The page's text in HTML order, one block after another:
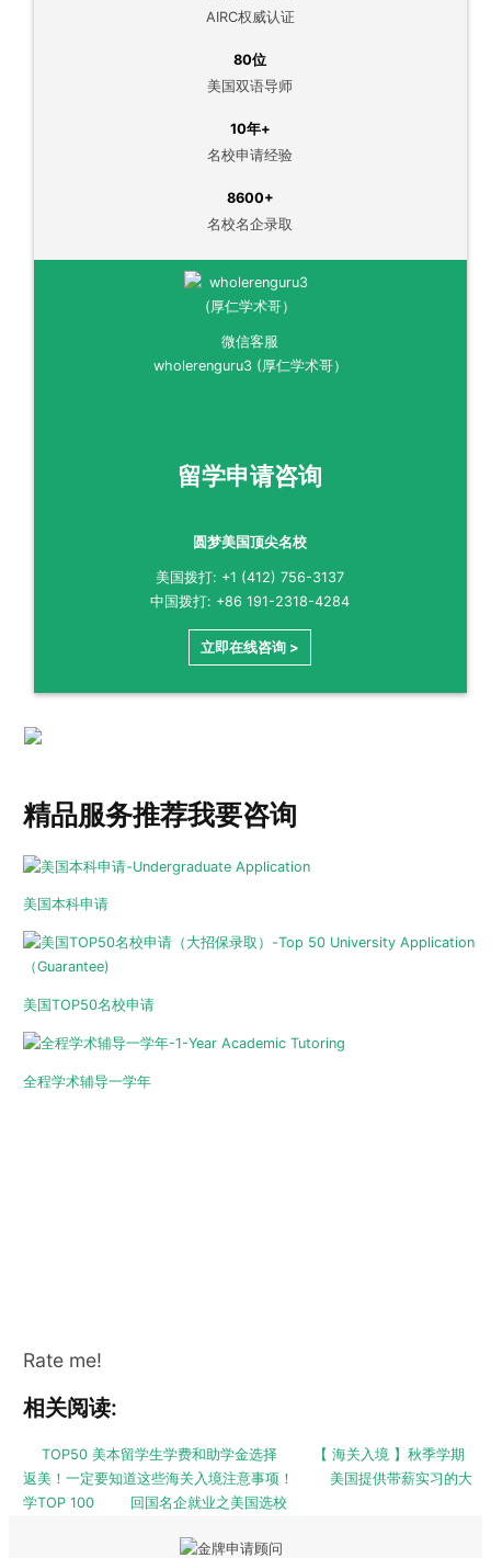
AIRC权威认证
80位
美国双语导师
10年+
名校申请经验
8600+
名校名企录取
微信客服
wholerenguru3 (厚仁学术哥）
留学申请咨询
圆梦美国顶尖名校
美国拨打: +1 (412) 756-3137
中国拨打: +86 191-2318-4284
立即在线咨询 >
精品服务推荐我要咨询
美国本科申请
美国TOP50名校申请
全程学术辅导一学年
Rate me!
相关阅读:
TOP50 美本留学生学费和助学金选择
【 海关入境 】秋季学期
返美！一定要知道这些海关入境注意事项！
美国提供带薪实习的大
学TOP 100
回国名企就业之美国选校